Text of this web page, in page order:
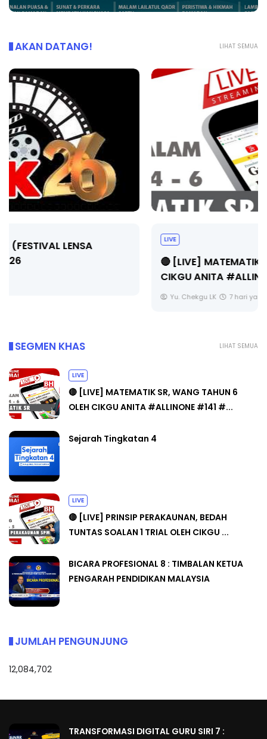
LIHAT SEMUA
AKAN DATANG!
🔴 [LIVE] MATEMATIK SR, WANG TAHUN 6 OLEH
CIKGU ANITA #ALLINONE #141 #...
LIHAT SEMUA
SEGMEN KHAS
LIVE
🔴 [LIVE] MATEMATIK SR, WANG TAHUN 6
OLEH CIKGU ANITA #ALLINONE #141 #...
Sejarah Tingkatan 4
LIVE
🔴 [LIVE] PRINSIP PERAKAUNAN, BEDAH
TUNTAS SOALAN 1 TRIAL OLEH CIKGU ...
BICARA PROFESIONAL 8 : TIMBALAN KETUA
PENGARAH PENDIDIKAN MALAYSIA
JUMLAH PENGUNJUNG
12,084,702
TRANSFORMASI DIGITAL GURU SIRI 7 :